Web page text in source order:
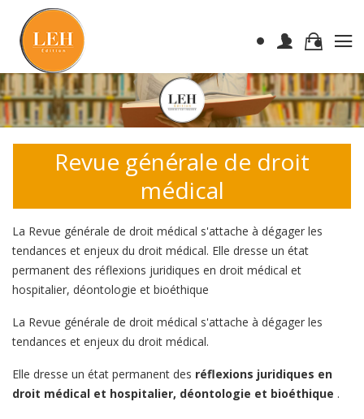
Revue générale de droit
médical
La Revue générale de droit médical s'attache à dégager les
tendances et enjeux du droit médical. Elle dresse un état
permanent des réflexions juridiques en droit médical et
hospitalier, déontologie et bioéthique
La Revue générale de droit médical s'attache à dégager les
tendances et enjeux du droit médical.
Elle dresse un état permanent des réflexions juridiques en
droit médical et hospitalier, déontologie et bioéthique .